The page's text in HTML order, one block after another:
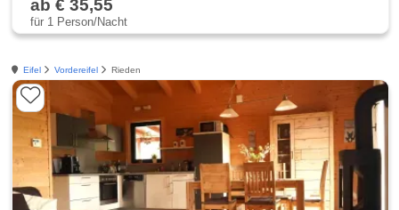
ab € 35,55
für 1 Person/Nacht
Eifel Vordereifel Rieden